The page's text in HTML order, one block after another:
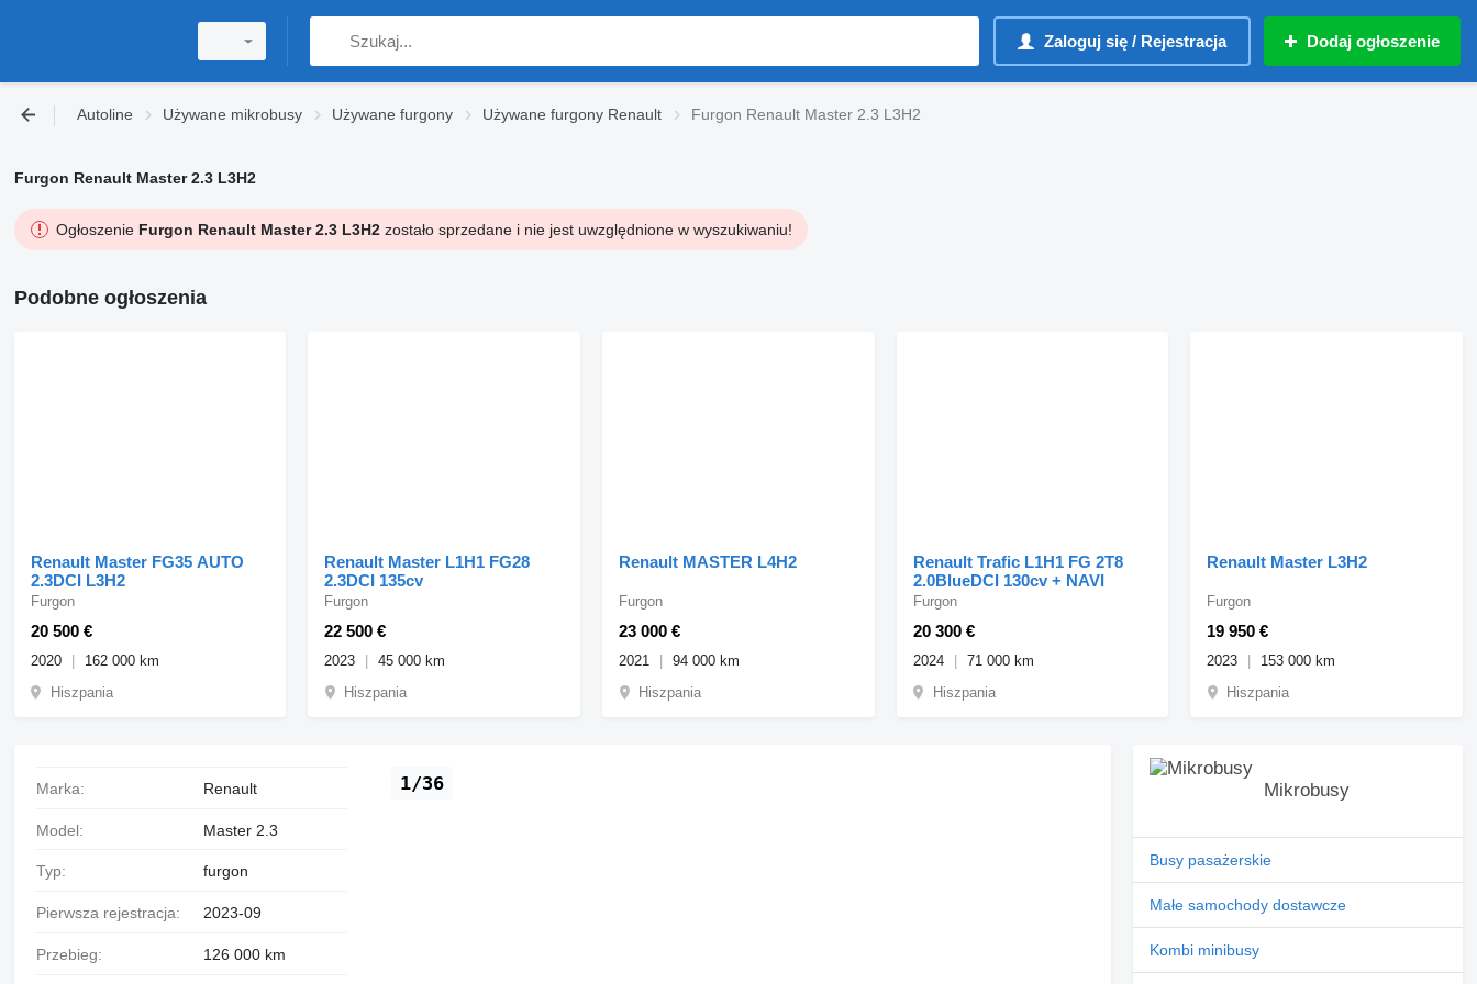
Zaloguj się / Rejestracja Dodaj ogłoszenie
Autoline Używane mikrobusy Używane furgony Używane furgony Renault Furgon Renault Master 2.3 L3H2
Furgon Renault Master 2.3 L3H2
Ogłoszenie Furgon Renault Master 2.3 L3H2zostało sprzedane i nie jest uwzględnione w wyszukiwaniu!
Podobne ogłoszenia
Renault Master FG35 AUTO
2.3DCI L3H2
20 500 €
Furgon
2020
162 000 km
Hiszpania
Renault Master L1H1 FG28
2.3DCI 135cv
22 500 €
Furgon
2023
45 000 km
Hiszpania
Renault MASTER L4H2
23 000 €
Furgon
2021
94 000 km
Hiszpania
Renault Trafic L1H1 FG 2T8
2.0BlueDCI 130cv + NAVI
20 300 €
Furgon
2024
71 000 km
Hiszpania
Renault Master L3H2
19 950 €
Furgon
2023
153 000 km
Hiszpania
1/36
Marka: Renault
Model: Master 2.3
Typ: furgon
Pierwsza rejestracja: 2023-09
Przebieg: 126 000 km
Mikrobusy
Busy pasażerskie
Małe samochody dostawcze
Kombi minibusy